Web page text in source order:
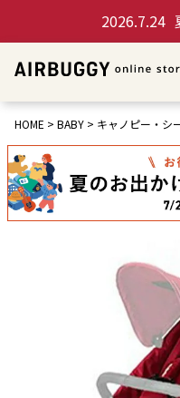
2026.7.24
HOME BABY キャノピー・シ